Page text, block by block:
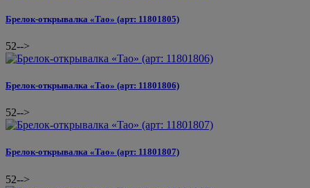
Брелок-открывалка «Tao» (арт: 11801805)
52-->
Брелок-открывалка «Tao» (арт: 11801806)
52-->
Брелок-открывалка «Tao» (арт: 11801807)
52-->